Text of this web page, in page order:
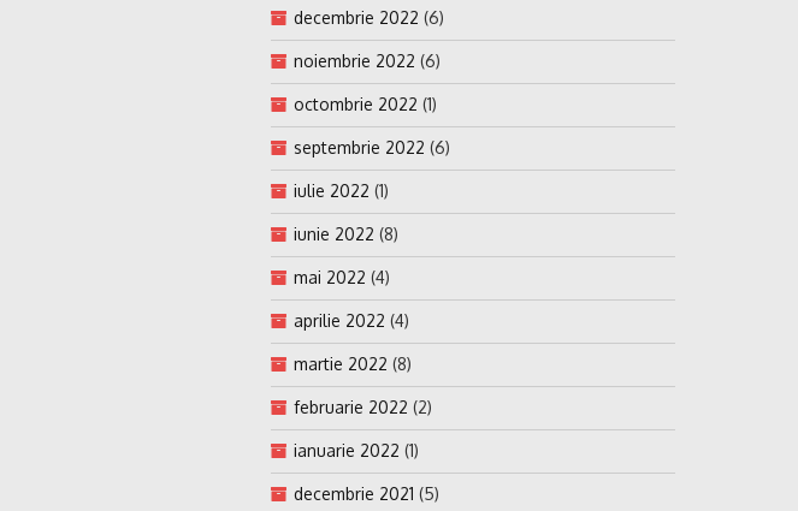
decembrie 2022 (6)
noiembrie 2022 (6)
octombrie 2022 (1)
septembrie 2022 (6)
iulie 2022 (1)
iunie 2022 (8)
mai 2022 (4)
aprilie 2022 (4)
martie 2022 (8)
februarie 2022 (2)
ianuarie 2022 (1)
decembrie 2021 (5)